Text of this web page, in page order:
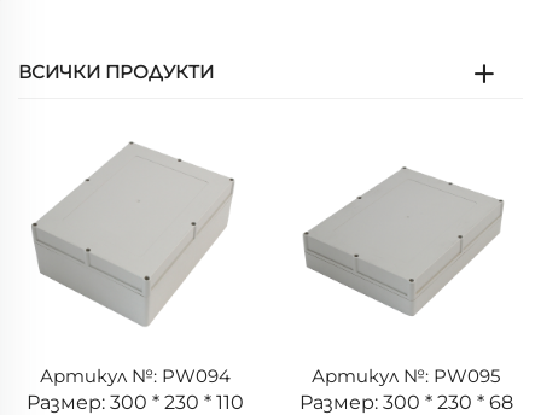
ВСИЧКИ ПРОДУКТИ
Артикул №: PW094
Размер: 300 * 230 * 110
Артикул №: PW095
Размер: 300 * 230 * 68